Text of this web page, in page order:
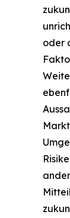
oder